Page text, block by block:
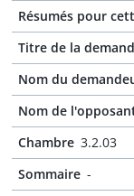
Résumés pour
Titre de la
Nom du
Nom de
Chambre 3.2.03
Sommaire -